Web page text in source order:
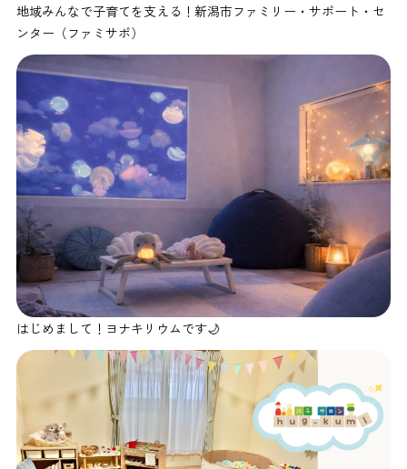
地域みんなで子育てを支える！新潟市ファミリー・サポート・セ
ンター（ファミサポ）
はじめまして！ヨナキリウムです🌙